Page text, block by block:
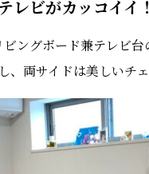
レビがカッコイイ！
ビングボード兼テレビ台
、両サイドは美しいチ